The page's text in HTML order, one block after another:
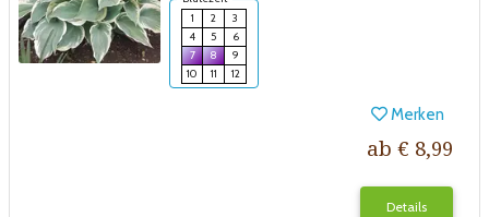
1
2
3
4
5
6
7
8
9
10
11 12
Merken
ab € 8,99
Details